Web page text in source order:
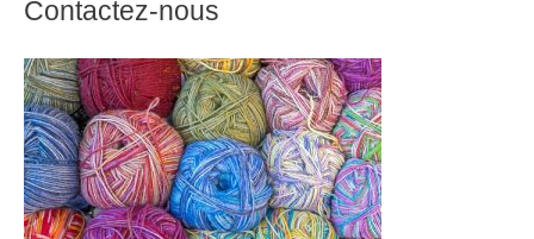
Contactez-nous